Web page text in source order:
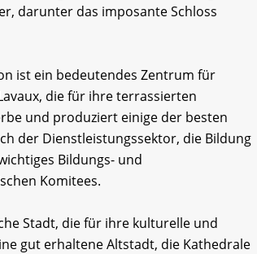
darunter das imposante Schloss
ist ein bedeutendes Zentrum für
die für ihre terrassierten
und produziert einige der besten
der Dienstleistungssektor, die Bildung
Bildungs- und
Komitees.
Stadt, die für ihre kulturelle und
gut erhaltene Altstadt, die Kathedrale